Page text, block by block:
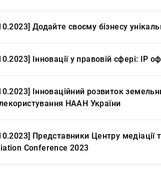
Додайте своєму бізнесу
Інновації у правовій сфері: IP
Інноваційний розвиток
НААН України
Представники Центру
Conference 2023